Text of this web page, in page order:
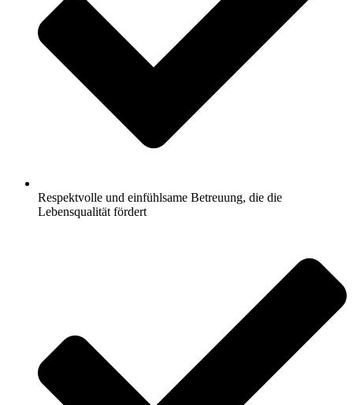
Respektvolle und einfühlsame Betreuung, die die
Lebensqualität fördert